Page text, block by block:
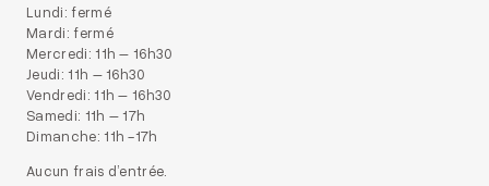
Lundi: fermé
Mardi: fermé
Mercredi: 11h – 16h30
Jeudi: 11h – 16h30
Vendredi: 11h – 16h30
Samedi: 11h – 17h
Dimanche: 11h -17h
Aucun frais d’entrée.